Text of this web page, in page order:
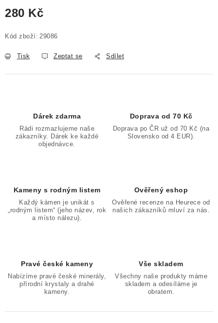
280 Kč
Kód zboží: 29086
Tisk Zeptat se Sdílet
Dárek zdarma
Rádi rozmazlujeme naše
zákazníky. Dárek ke každé
objednávce.
Doprava od 70 Kč
Doprava po ČR už od 70 Kč (na
Slovensko od 4 EUR).
Kameny s rodným listem
Každý kámen je unikát s
„rodným listem“ (jeho název, rok
a místo nálezu).
Ověřený eshop
Ověřené recenze na Heurece od
našich zákazníků mluví za nás.
Pravé české kameny
Nabízíme pravé české minerály,
přírodní krystaly a drahé
kameny.
Vše skladem
Všechny naše produkty máme
skladem a odesíláme je
obratem.